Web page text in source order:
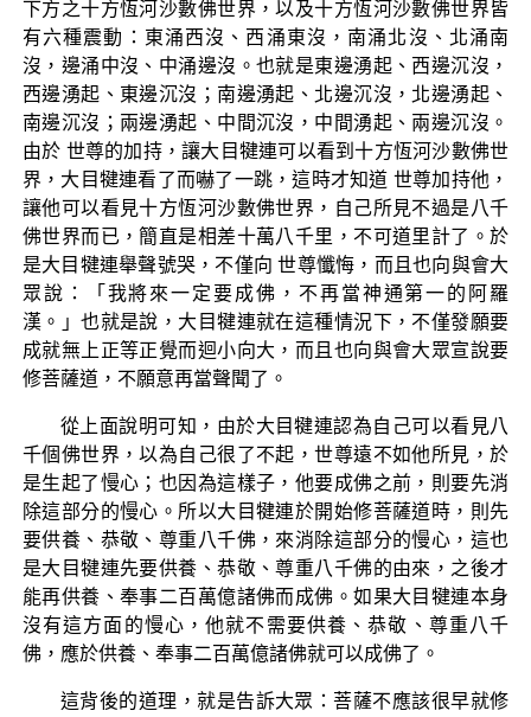
下方之十方恆河沙數佛世界，以及十方恆河沙數佛世界皆
有六種震動：東涌西沒、西涌東沒，南涌北沒、北涌南
沒，邊涌中沒、中涌邊沒。也就是東邊湧起、西邊沉沒，
西邊湧起、東邊沉沒；南邊湧起、北邊沉沒，北邊湧起、
南邊沉沒；兩邊湧起、中間沉沒，中間湧起、兩邊沉沒。
由於 世尊的加持，讓大目犍連可以看到十方恆河沙數佛世
界，大目犍連看了而嚇了一跳，這時才知道 世尊加持他，
讓他可以看見十方恆河沙數佛世界，自己所見不過是八千
佛世界而已，簡直是相差十萬八千里，不可道里計了。於
是大目犍連舉聲號哭，不僅向 世尊懺悔，而且也向與會大
眾說：「我將來一定要成佛，不再當神通第一的阿羅
漢。」也就是說，大目犍連就在這種情況下，不僅發願要
成就無上正等正覺而迴小向大，而且也向與會大眾宣說要
修菩薩道，不願意再當聲聞了。
從上面說明可知，由於大目犍連認為自己可以看見八
千個佛世界，以為自己很了不起，世尊遠不如他所見，於
是生起了慢心；也因為這樣子，他要成佛之前，則要先消
除這部分的慢心。所以大目犍連於開始修菩薩道時，則先
要供養、恭敬、尊重八千佛，來消除這部分的慢心，這也
是大目犍連先要供養、恭敬、尊重八千佛的由來，之後才
能再供養、奉事二百萬億諸佛而成佛。如果大目犍連本身
沒有這方面的慢心，他就不需要供養、恭敬、尊重八千
佛，應於供養、奉事二百萬億諸佛就可以成佛了。
這背後的道理，就是告訴大眾：菩薩不應該很早就修